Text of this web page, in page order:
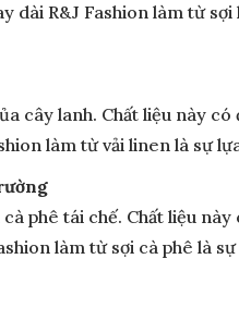
dài R&J Fashion làm từ
cây lanh. Chất liệu này
làm từ vải linen là
phê tái chế. Chất liệu
làm từ sợi cà phê